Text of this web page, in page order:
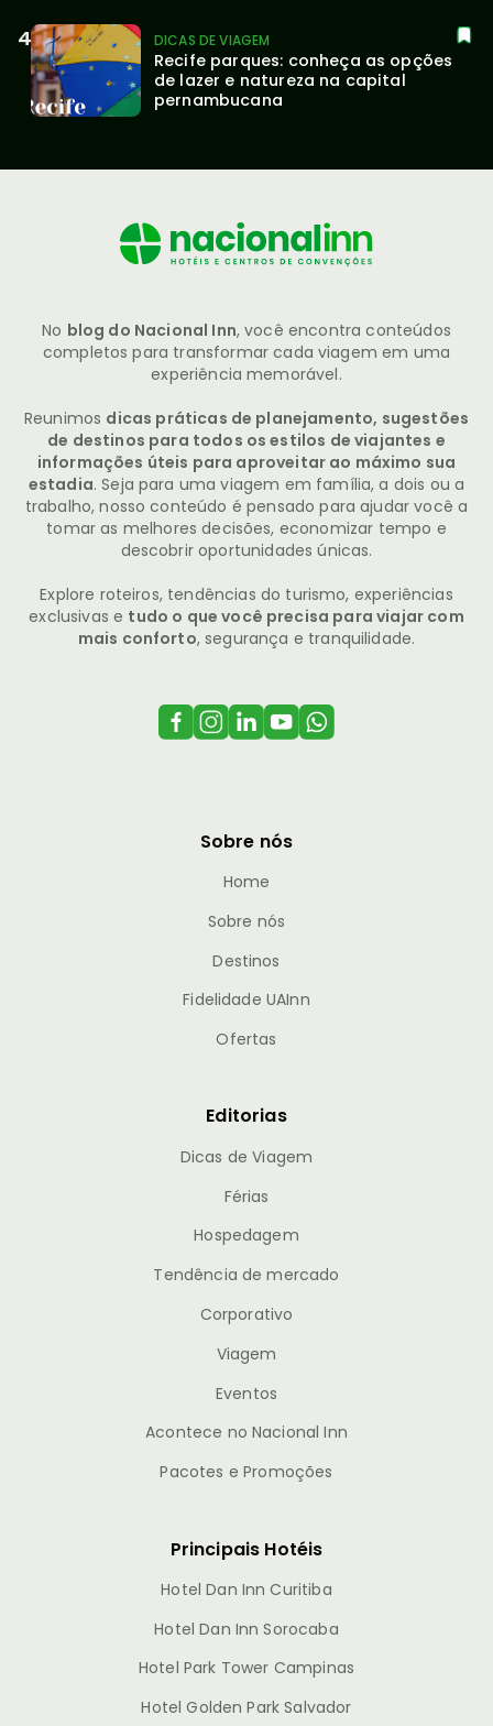
DICAS DE VIAGEM
Recife parques: conheça as opções
de lazer e natureza na capital
pernambucana
No blog do Nacional Inn, você encontra conteúdos
completos para transformar cada viagem em uma
experiência memorável.
Reunimos dicas práticas de planejamento, sugestões
de destinos para todos os estilos de viajantes e
informações úteis para aproveitar ao máximo sua
estadia. Seja para uma viagem em família, a dois ou a
trabalho, nosso conteúdo é pensado para ajudar você a
tomar as melhores decisões, economizar tempo e
descobrir oportunidades únicas.
Explore roteiros, tendências do turismo, experiências
exclusivas e tudo o que você precisa para viajar com
mais conforto, segurança e tranquilidade.
Sobre nós
Home
Sobre nós
Destinos
Fidelidade UAInn
Ofertas
Editorias
Dicas de Viagem
Férias
Hospedagem
Tendência de mercado
Corporativo
Viagem
Eventos
Acontece no Nacional Inn
Pacotes e Promoções
Principais Hotéis
Hotel Dan Inn Curitiba
Hotel Dan Inn Sorocaba
Hotel Park Tower Campinas
Hotel Golden Park Salvador